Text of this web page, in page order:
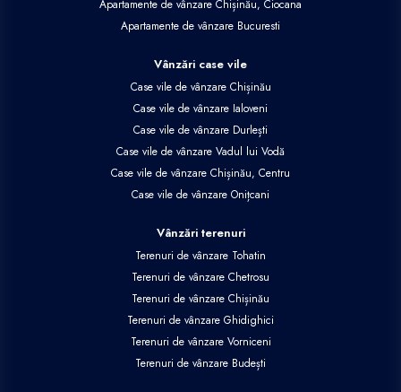
Apartamente de vânzare Chișinău, Ciocana
Apartamente de vânzare Bucuresti
Vânzări case vile
Case vile de vânzare Chișinău
Case vile de vânzare Ialoveni
Case vile de vânzare Durlești
Case vile de vânzare Vadul lui Vodă
Case vile de vânzare Chișinău, Centru
Case vile de vânzare Onițcani
Vânzări terenuri
Terenuri de vânzare Tohatin
Terenuri de vânzare Chetrosu
Terenuri de vânzare Chișinău
Terenuri de vânzare Ghidighici
Terenuri de vânzare Vorniceni
Terenuri de vânzare Budești